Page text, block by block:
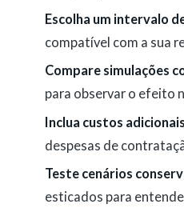
Escolha um intervalo
compatível com a sua
Compare simulações
para observar o efeito
Inclua custos adicionais
despesas de
Teste cenários
esticados para